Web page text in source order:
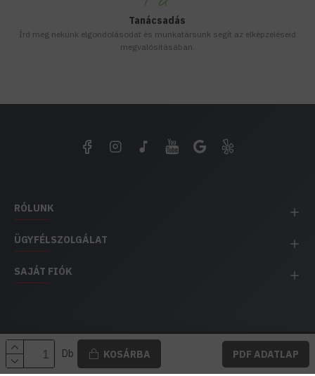
Db KOSÁRBA PDF ADATLAP
Tanácsadás
Írd meg nekünk elgondolásodat és munkatársunk segít az elképzeléseid
megvalósításában.
RÓLUNK
ÜGYFÉLSZOLGÁLAT
SAJÁT FIÓK
EH IMPEX / Copyright © 1991-2025 Energia Háza